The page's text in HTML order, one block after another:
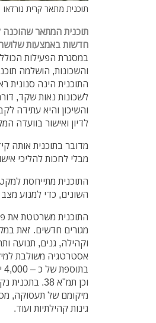
תוכנית מתאר קרית נורדאו
חדשות באמצעות שלושה
במסגרת הפעילות
והשכונות, הושלמה
התוכנית הינה סנונית
לשכונות נאות שקד,
והשיכון והיא עתידה
לדיון ואישור בוועדה
מדובר בתוכנית אותה
מבלי לחכות להליכי
התוכנית מתייחסת
השונים, כדי למנוע מצב
התוכנית משרטטת את
מגורים חדשים. זאת
וקהילה, גנים, תנועה
אסטרטגיה משולבת
וכן תמ"א 38.
מיקומם של תעסוקה,
גינות קהילתיות ועוד.